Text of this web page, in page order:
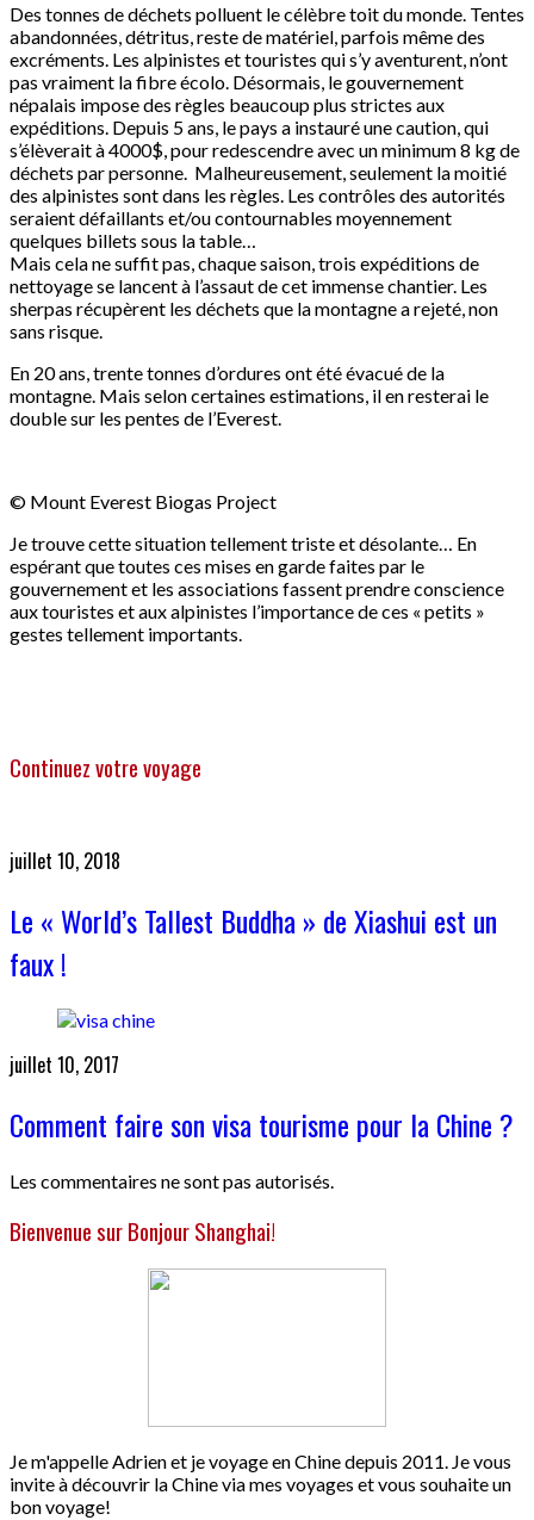
Des tonnes de déchets polluent le célèbre toit du monde. Tentes
abandonnées, détritus, reste de matériel, parfois même des
excréments. Les alpinistes et touristes qui s’y aventurent, n’ont
pas vraiment la fibre écolo. Désormais, le gouvernement
népalais impose des règles beaucoup plus strictes aux
expéditions. Depuis 5 ans, le pays a instauré une caution, qui
s’élèverait à 4000$, pour redescendre avec un minimum 8 kg de
déchets par personne. Malheureusement, seulement la moitié
des alpinistes sont dans les règles. Les contrôles des autorités
seraient défaillants et/ou contournables moyennement
quelques billets sous la table…
Mais cela ne suffit pas, chaque saison, trois expéditions de
nettoyage se lancent à l’assaut de cet immense chantier. Les
sherpas récupèrent les déchets que la montagne a rejeté, non
sans risque.
En 20 ans, trente tonnes d’ordures ont été évacué de la
montagne. Mais selon certaines estimations, il en resterai le
double sur les pentes de l’Everest.
© Mount Everest Biogas Project
Je trouve cette situation tellement triste et désolante… En
espérant que toutes ces mises en garde faites par le
gouvernement et les associations fassent prendre conscience
aux touristes et aux alpinistes l’importance de ces « petits »
gestes tellement importants.
Continuez votre voyage
juillet 10, 2018
Le « World’s Tallest Buddha » de Xiashui est un
faux !
juillet 10, 2017
Comment faire son visa tourisme pour la Chine ?
Les commentaires ne sont pas autorisés.
Bienvenue sur Bonjour Shanghai!
Je m'appelle Adrien et je voyage en Chine depuis 2011. Je vous
invite à découvrir la Chine via mes voyages et vous souhaite un
bon voyage!